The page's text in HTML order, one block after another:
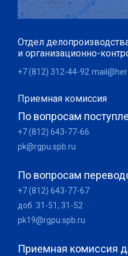
Отдел
и организационно-
+7 (812) 312-44-92
Приемная комиссия
По вопросам
+7 (812) 643-77-66
pk@rgpu.spb.ru
По вопросам
+7 (812) 643-77-67
доб. 31-51, 31-52
pk19@rgpu.spb.ru
Приемная комиссия